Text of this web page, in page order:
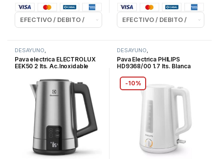
DESAYUNO,
ELECTRODOMESTICOS,PAVAS
ELECTRICAS
Pava electrica ELECTROLUX
EEK50 2 lts. Ac.Inoxidable
DESAYUNO,
ELECTRODOMESTICOS
ELECTRICAS
Pava Electrica PHILIPS
HD9368/00 1.7 lts. Blanca
-10%